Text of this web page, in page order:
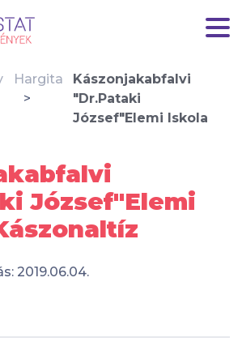
Hargita
Kászonjakabfalvi
"Dr.Pataki
József"Elemi Iskola
József"Elemi
2019.06.04.